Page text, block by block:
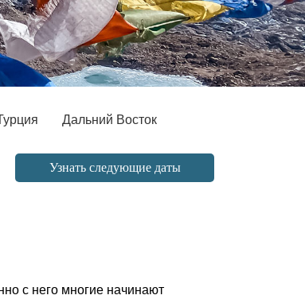
Дальний Восток
Узнать следующие даты
с него многие начинают